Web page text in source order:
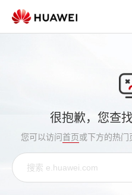
很抱歉，您查
您可以访问首页或下方的热门